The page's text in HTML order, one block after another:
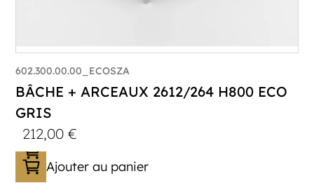
602.300.00.00_ECOSZA
BÂCHE + ARCEAUX 2612/264 H800 ECO
GRIS
212,00€
Ajouter au panier